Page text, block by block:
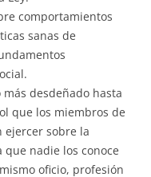
comportamientos
sanas de
desdeñado hasta
que los miembros de
ejercer sobre la
que nadie los conoce
oficio, profesión